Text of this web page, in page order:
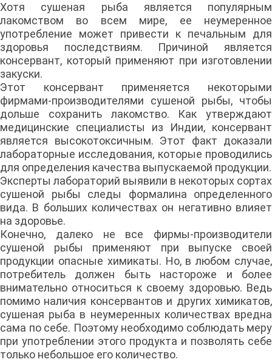
Хотя сушеная рыба является популярным
лакомством во всем мире, ее неумеренное
употребление может привести к печальным для
здоровья последствиям. Причиной является
консервант, который применяют при изготовлении
закуски.
Этот консервант применяется некоторыми
фирмами-производителями сушеной рыбы, чтобы
дольше сохранить лакомство. Как утверждают
медицинские специалисты из Индии, консервант
является высокотоксичным. Этот факт доказали
лабораторные исследования, которые проводились
для определения качества выпускаемой продукции.
Эксперты лабораторий выявили в некоторых сортах
сушеной рыбы следы формалина определенного
вида. В больших количествах он негативно влияет
на здоровье.
Конечно, далеко не все фирмы-производители
сушеной рыбы применяют при выпуске своей
продукции опасные химикаты. Но, в любом случае,
потребитель должен быть настороже и более
внимательно относиться к своему здоровью. Ведь
помимо наличия консервантов и других химикатов,
сушеная рыба в неумеренных количествах вредна
сама по себе. Поэтому необходимо соблюдать меру
при употреблении этого продукта и позволять себе
только небольшое его количество.